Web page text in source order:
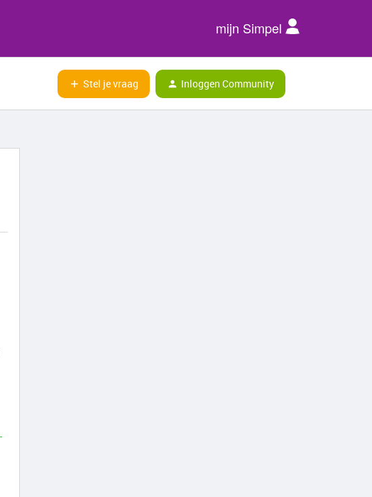
mijn Simpel
Stel je vraag Inloggen Community